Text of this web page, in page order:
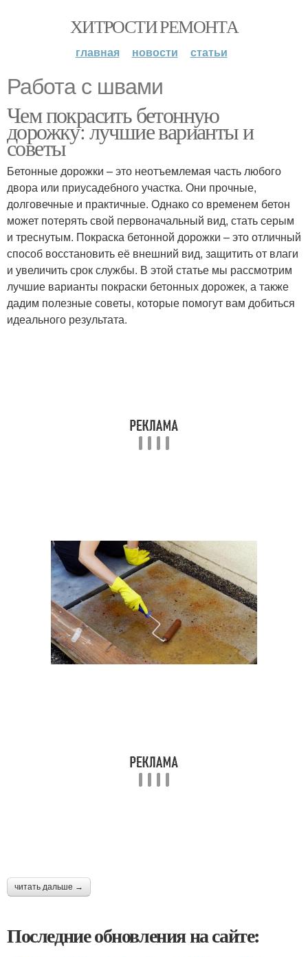
ХИТРОСТИ РЕМОНТА
главная новости статьи
Работа с швами
Чем покрасить бетонную
дорожку: лучшие варианты и
советы
Бетонные дорожки – это неотъемлемая часть любого
двора или приусадебного участка. Они прочные,
долговечные и практичные. Однако со временем бетон
может потерять свой первоначальный вид, стать серым
и треснутым. Покраска бетонной дорожки – это отличный
способ восстановить её внешний вид, защитить от влаги
и увеличить срок службы. В этой статье мы рассмотрим
лучшие варианты покраски бетонных дорожек, а также
дадим полезные советы, которые помогут вам добиться
идеального результата.
читать дальше →
Последние обновления на сайте: